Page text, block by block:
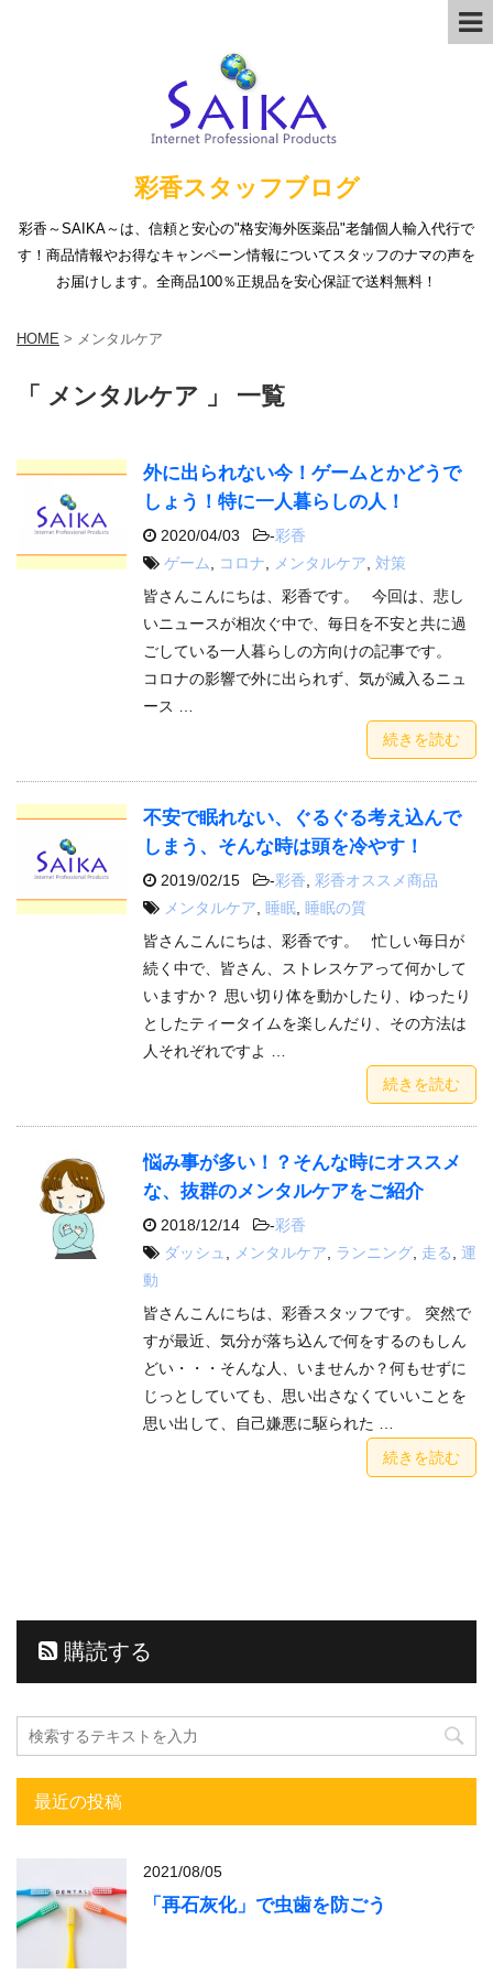
彩香スタッフブログ
彩香～SAIKA～は、信頼と安心の"格安海外医薬品"老舗個人輸入代行で
す！商品情報やお得なキャンペーン情報についてスタッフのナマの声を
お届けします。全商品100％正規品を安心保証で送料無料！
HOME > メンタルケア
「 メンタルケア 」 一覧
外に出られない今！ゲームとかどうで
しょう！特に一人暮らしの人！
2020/04/03 -彩香
ゲーム
コロナ メンタルケア
対策
皆さんこんにちは、彩香です。 今回は、悲し
いニュースが相次ぐ中で、毎日を不安と共に過
ごしている一人暮らしの方向けの記事です。
コロナの影響で外に出られず、気が滅入るニュ
ース …
続きを読む
不安で眠れない、ぐるぐる考え込んで
しまう、そんな時は頭を冷やす！
2019/02/15 -彩香
彩香オススメ商品
メンタルケア
睡眠
睡眠の質
皆さんこんにちは、彩香です。 忙しい毎日が
続く中で、皆さん、ストレスケアって何かして
いますか？ 思い切り体を動かしたり、ゆったり
としたティータイムを楽しんだり、その方法は
人それぞれですよ …
続きを読む
悩み事が多い！？そんな時にオススメ
な、抜群のメンタルケアをご紹介
2018/12/14 -彩香
ダッシュ, メンタルケア, ランニング, 走る, 運
動
皆さんこんにちは、彩香スタッフです。 突然で
すが最近、気分が落ち込んで何をするのもしん
どい・・・そんな人、いませんか？何もせずに
じっとしていても、思い出さなくていいことを
思い出して、自己嫌悪に駆られた …
続きを読む
購読する
最近の投稿
2021/08/05
「再石灰化」で虫歯を防ごう